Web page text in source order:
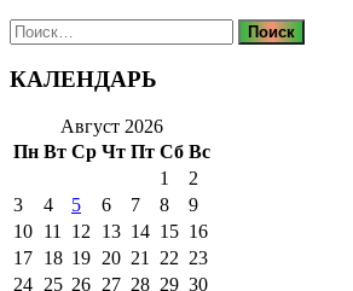
Найти:
КАЛЕНДАРЬ
Август 2026
Пн Вт Ср Чт Пт Сб Вс
1
2
3
4 5 6 7 8
9
10 11 12 13 14 15 16
17 18 19 20 21 22 23
24 25 26 27 28 29 30